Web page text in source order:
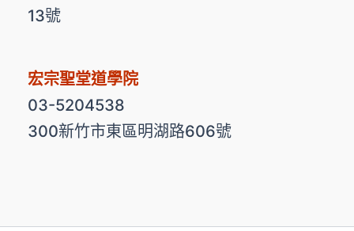
13號
宏宗聖堂道學院
03-5204538
300新竹市東區明湖路606號